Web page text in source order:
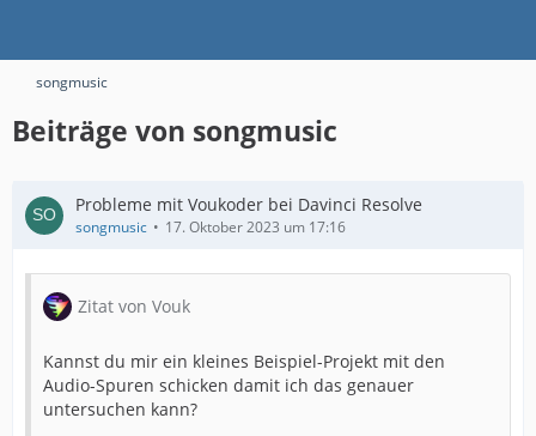
songmusic
Beiträge von songmusic
Probleme mit Voukoder bei Davinci Resolve
songmusic 17. Oktober 2023 um 17:16
Zitat von Vouk
Kannst du mir ein kleines Beispiel-Projekt mit den
Audio-Spuren schicken damit ich das genauer
untersuchen kann?